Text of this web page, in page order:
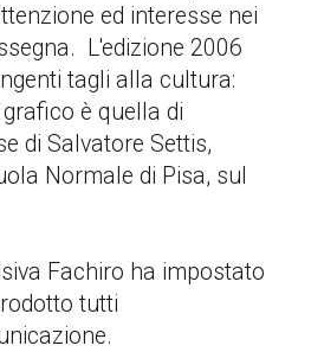
ed interesse nei
L'edizione 2006
tagli alla cultura:
è quella di
di Salvatore Settis,
Normale di Pisa, sul
Fachiro ha impostato
tutti